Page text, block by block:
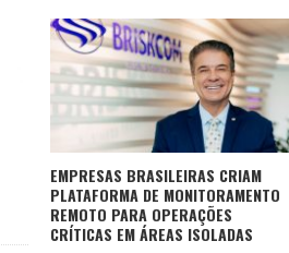
EMPRESAS BRASILEIRAS CRIAM
PLATAFORMA DE MONITORAMENTO
REMOTO PARA OPERAÇÕES
CRÍTICAS EM ÁREAS ISOLADAS